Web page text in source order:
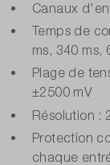
Canaux
Temps de
ms, 340 ms,
Plage de
±2500 mV
Résolution :
Protection
chaque